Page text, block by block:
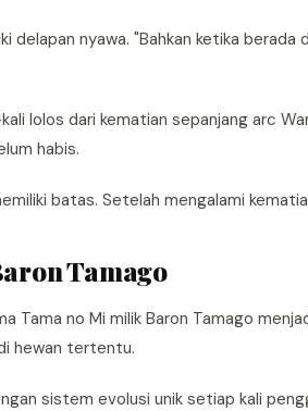
delapan nyawa. "Bahkan ketika
lolos dari kematian sepanjang arc
habis.
batas. Setelah mengalami
Tamago
Tama no Mi milik Baron Tamago
hewan tertentu.
sistem evolusi unik setiap kali